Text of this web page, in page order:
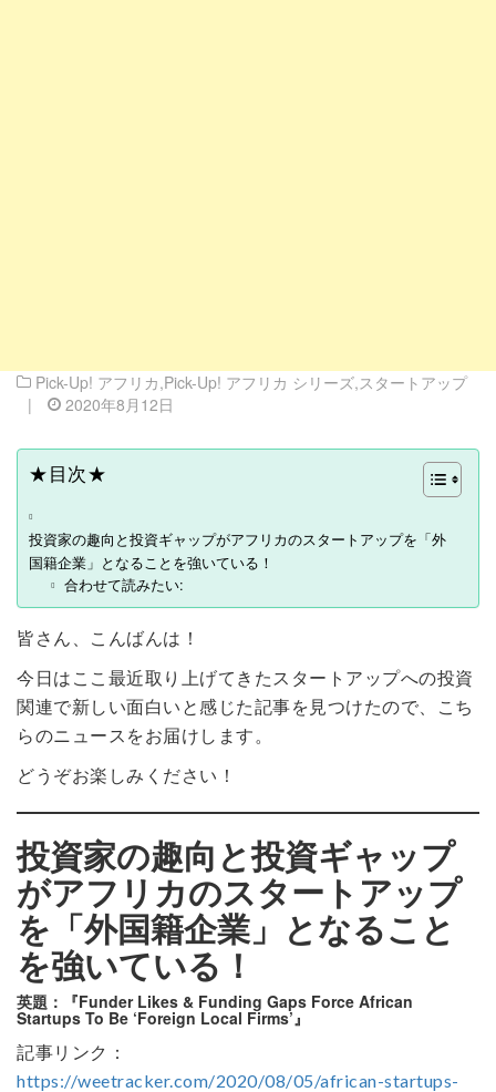
Pick-Up! アフリカ,Pick-Up! アフリカ シリーズ,スタートアップ
|
2020年8月12日
★目次★
投資家の趣向と投資ギャップがアフリカのスタートアップを「外
国籍企業」となることを強いている！
合わせて読みたい:
皆さん、こんばんは！
今日はここ最近取り上げてきたスタートアップへの投資
関連で新しい面白いと感じた記事を見つけたので、こち
らのニュースをお届けします。
どうぞお楽しみください！
投資家の趣向と投資ギャップ
がアフリカのスタートアップ
を「外国籍企業」となること
を強いている！
英題：『Funder Likes & Funding Gaps Force African
Startups To Be ‘Foreign Local Firms’』
記事リンク：
https://weetracker.com/2020/08/05/african-startups-